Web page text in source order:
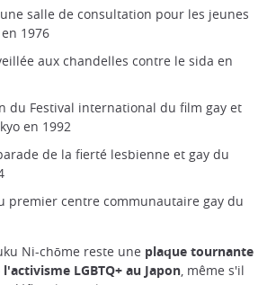
salle de consultation pour les jeunes
1976
aux chandelles contre le sida en
du Festival international du film gay et
en 1992
de la fierté lesbienne et gay du
premier centre communautaire gay du
Ni-chōme reste une plaque tournante
LGBTQ+ au Japon, même s'il